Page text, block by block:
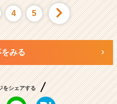
4 5
みる
をシェアする